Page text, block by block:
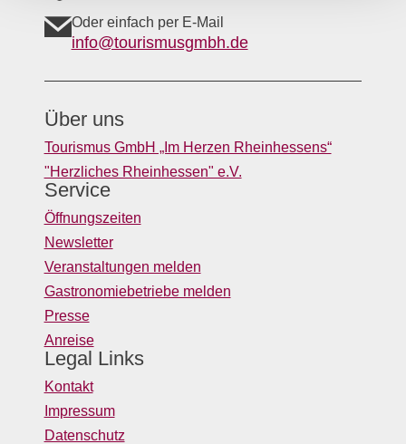
Oder einfach per E-Mail
info@tourismusgmbh.de
Über uns
Tourismus GmbH „Im Herzen Rheinhessens“
"Herzliches Rheinhessen" e.V.
Service
Öffnungszeiten
Newsletter
Veranstaltungen melden
Gastronomiebetriebe melden
Presse
Anreise
Legal Links
Kontakt
Impressum
Datenschutz